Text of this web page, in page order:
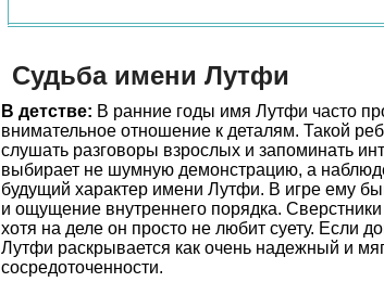
Судьба имени Лутфи
В детстве: В ранние годы имя Лутфи часто
внимательное отношение к деталям. Такой
слушать разговоры взрослых и запоминать
выбирает не шумную демонстрацию, а
будущий характер имени Лутфи. В игре ему
и ощущение внутреннего порядка.
хотя на деле он просто не любит суету. Если
Лутфи раскрывается как очень надежный и
сосредоточенности.